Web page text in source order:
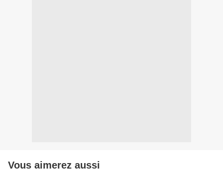
Vous aimerez aussi